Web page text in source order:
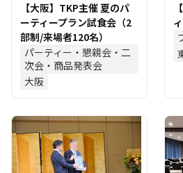
【大阪】TKP主催 夏のパ
ーティープラン試食会（2
部制/来場者120名）
パーティー・懇親会・二
次会・商品発表会
大阪